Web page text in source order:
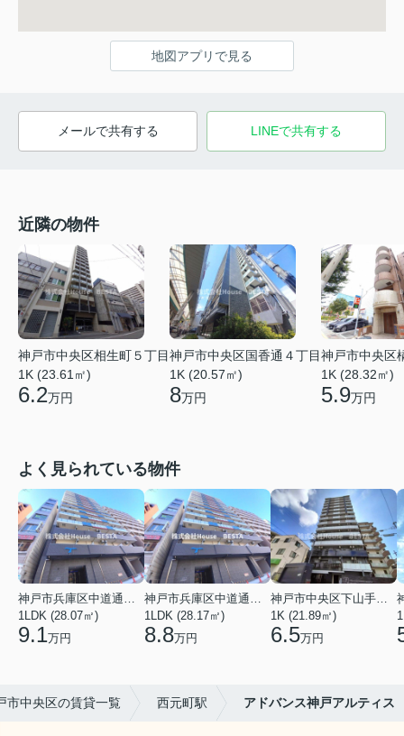
地図アプリで見る
メールで共有する LINEで共有する
近隣の物件
神戸市中央区相生町５丁目
1K (23.61㎡)
6.2万円
神戸市中央区国香通４丁目
1K (20.57㎡)
8万円
神戸市中央区
1K (28.32㎡)
5.9万円
よく見られている物件
1LDK (28.07㎡)
9.1万円
1LDK (28.17㎡)
8.8万円
1K (21.89㎡)
6.5万円
市中央区の賃貸一覧 西元町駅 アドバンス神戸アルティス